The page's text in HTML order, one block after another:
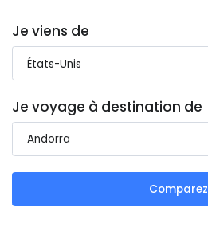
Je viens de
Je voyage à destination de
Comparez